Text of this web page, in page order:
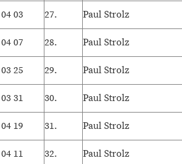
03 27. Paul Strolz
07 28. Paul Strolz
25 29. Paul Strolz
31 30. Paul Strolz
19 31. Paul Strolz
11 32. Paul Strolz